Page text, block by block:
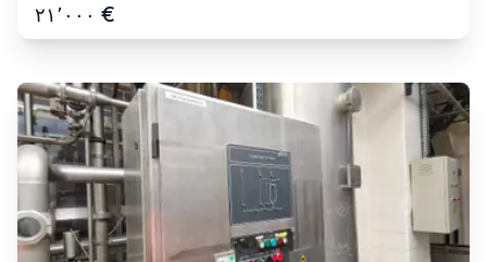
٢١٬٠٠٠ €